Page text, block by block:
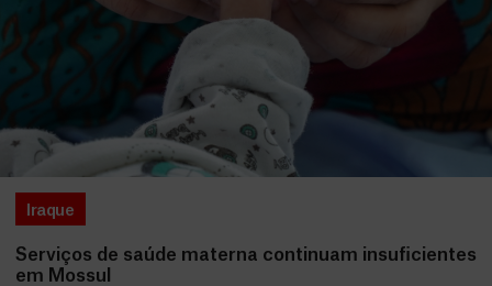
Iraque
Serviços de saúde materna continuam insuficientes
em Mossul